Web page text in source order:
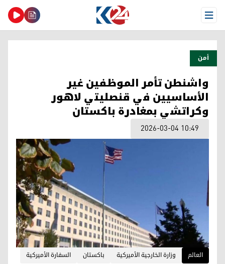
Open Menu
أمن
واشنطن تأمر الموظفين غير
الأساسيين في قنصليتي لاهور
وكراتشي بمغادرة باكستان
2026-03-04 10:49
العالم وزارة الخارجية الأميركية باكستان السفارة الأميركية